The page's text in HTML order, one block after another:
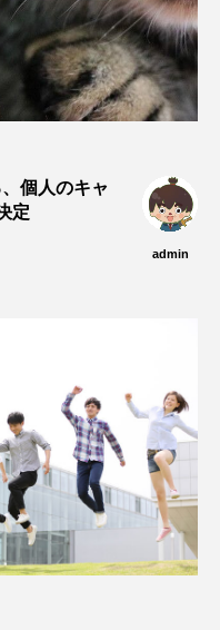
個人のキャ
定
admin